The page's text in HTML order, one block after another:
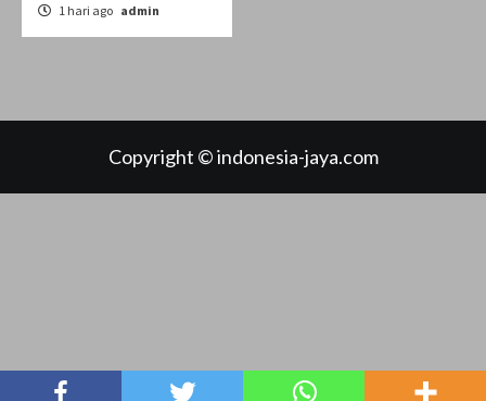
1 hari ago admin
Copyright © indonesia-jaya.com